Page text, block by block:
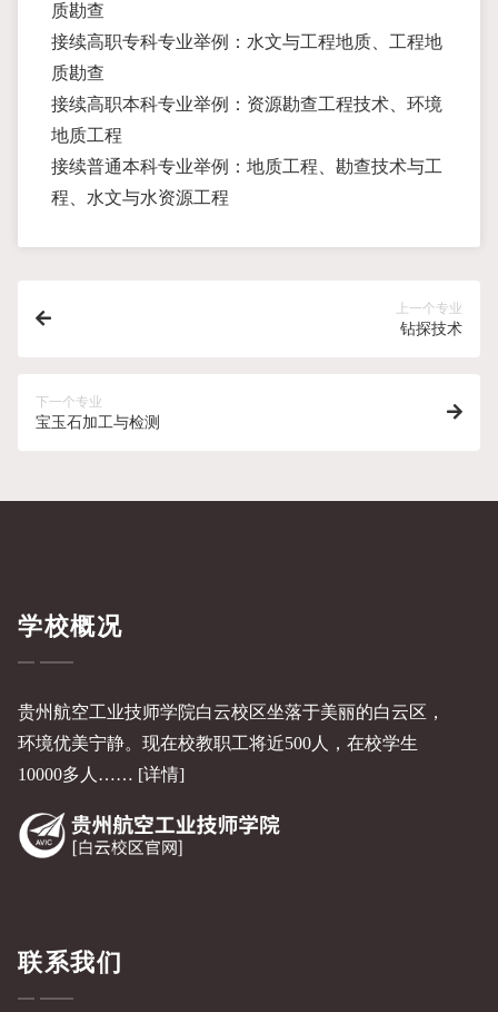
质勘查
接续高职专科专业举例：水文与工程地质、工程地
质勘查
接续高职本科专业举例：资源勘查工程技术、环境
地质工程
接续普通本科专业举例：地质工程、勘查技术与工
程、水文与水资源工程
上一个专业
钻探技术
下一个专业
宝玉石加工与检测
学校概况
贵州航空工业技师学院白云校区坐落于美丽的白云区，
环境优美宁静。现在校教职工将近500人，在校学生
10000多人…… [详情]
联系我们